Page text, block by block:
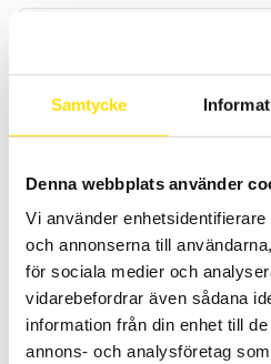
Samtycke
Denna webbplats använder
Vi använder
och annonserna till
för sociala medier och
vidarebefordrar även sådana
information från din enhet till
annons- och analysföretag
Tillbehör för
Tillbehör för jordbryggor
CA6470N, CA6471
420.00 kr –5,110.00 kr
420.00
till